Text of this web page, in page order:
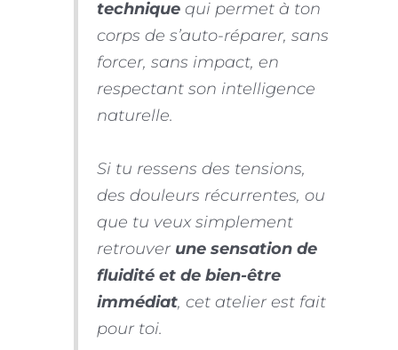
techniquequi permet à ton
corps de s’auto-réparer, sans
forcer, sans impact, en
respectant son intelligence
naturelle.
Si tu ressens des tensions,
des douleurs récurrentes, ou
que tu veux simplement
retrouver une sensation de
fluidité et de bien-être
immédiat, cet atelier est fait
pour toi.